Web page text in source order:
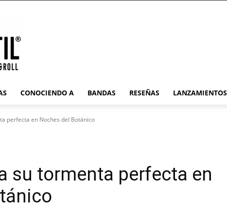
CONOCIENDO A BANDAS RESEÑAS LANZAMIENTOS
perfecta en Noches del Botánico
su tormenta perfecta en